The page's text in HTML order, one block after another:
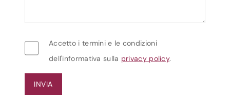
Accetto i termini e le condizioni
dell'informativa sulla privacy policy.